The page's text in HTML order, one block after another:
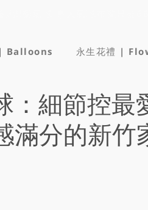
Balloons 永生花禮 |
：細節控最
滿分的新竹